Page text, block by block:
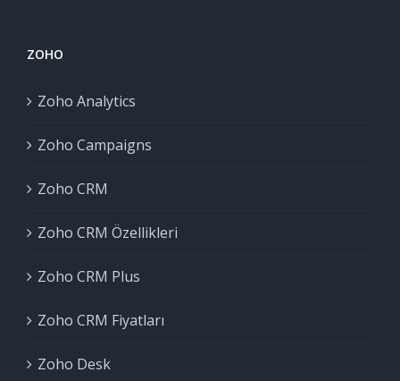
ZOHO
Zoho Analytics
Zoho Campaigns
Zoho CRM
Zoho CRM Özellikleri
Zoho CRM Plus
Zoho CRM Fiyatları
Zoho Desk